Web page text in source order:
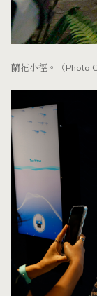
蘭花小徑。（Photo